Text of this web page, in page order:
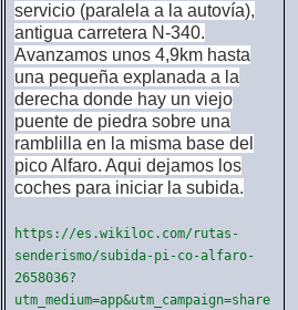
servicio (paralela a la autovía),
antigua carretera N-340.
Avanzamos unos 4,9km hasta
una pequeña explanada a la
derecha donde hay un viejo
puente de piedra sobre una
ramblilla en la misma base del
pico Alfaro. Aqui dejamos los
coches para iniciar la subida.
https://es.wikiloc.com/rutas-
senderismo/subida-pi-co-alfaro-
2658036?
utm_medium=app&utm_campaign=share